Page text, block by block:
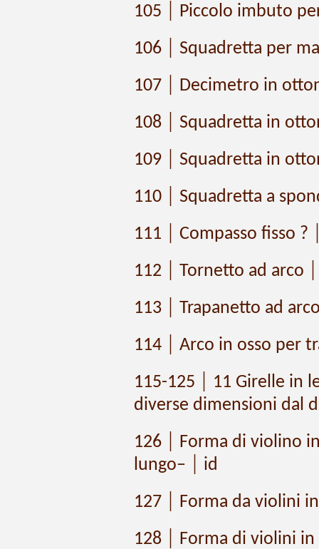
105 │ Piccolo imbuto
106 │ Squadretta per
107 │ Decimetro in
108 │ Squadretta in
109 │ Squadretta in
110 │ Squadretta a
111 │ Compasso fisso ?
112 │ Tornetto ad arco
113 │ Trapanetto ad
114 │ Arco in osso per
115-125 │ 11 Girelle in
diverse dimensioni dal
126 │ Forma di violino
lungo– │ id
127 │ Forma da violini
128 │ Forma di violini